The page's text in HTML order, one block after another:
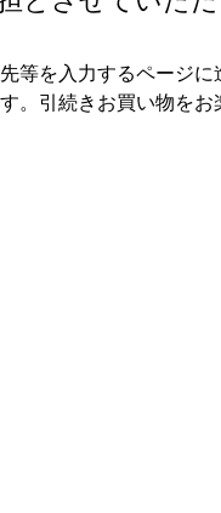
等を入力するページに
。引続きお買い物をお